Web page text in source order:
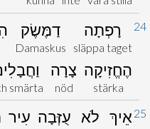
24
רָפְתָה
släppa taget
דַמֶּשֶׂק
Damaskus
הֶחֱזִיקָה
stärka
צָרָה
nöd
smärta
25 אֵיךְ לֹא עֻזְּבָה עִיר